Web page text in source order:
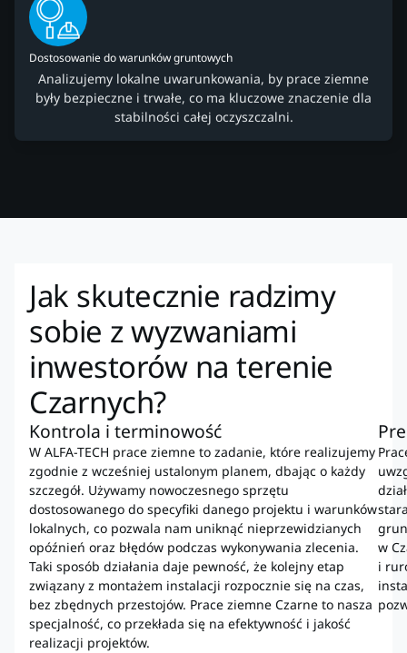
Dostosowanie do warunków gruntowych
Analizujemy lokalne uwarunkowania, by prace ziemne
były bezpieczne i trwałe, co ma kluczowe znaczenie dla
stabilności całej oczyszczalni.
Jak skutecznie radzimy
sobie z wyzwaniami
inwestorów na terenie
Czarnych?
Kontrola i terminowość
W ALFA-TECH prace ziemne to zadanie, które realizujemy
zgodnie z wcześniej ustalonym planem, dbając o każdy
szczegół. Używamy nowoczesnego sprzętu
dostosowanego do specyfiki danego projektu i warunków
lokalnych, co pozwala nam uniknąć nieprzewidzianych
opóźnień oraz błędów podczas wykonywania zlecenia.
Taki sposób działania daje pewność, że kolejny etap
związany z montażem instalacji rozpocznie się na czas,
bez zbędnych przestojów. Prace ziemne Czarne to nasza
specjalność, co przekłada się na efektywność i jakość
realizacji projektów.
w
i